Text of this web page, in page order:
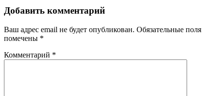
Добавить комментарий
Ваш адрес email не будет опубликован. Обязательные поля
помечены *
Комментарий *